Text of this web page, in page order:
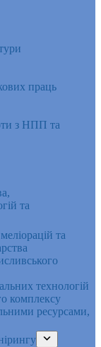
праць
з НПП та
та
та
технологій
комплексу
ресурсами,